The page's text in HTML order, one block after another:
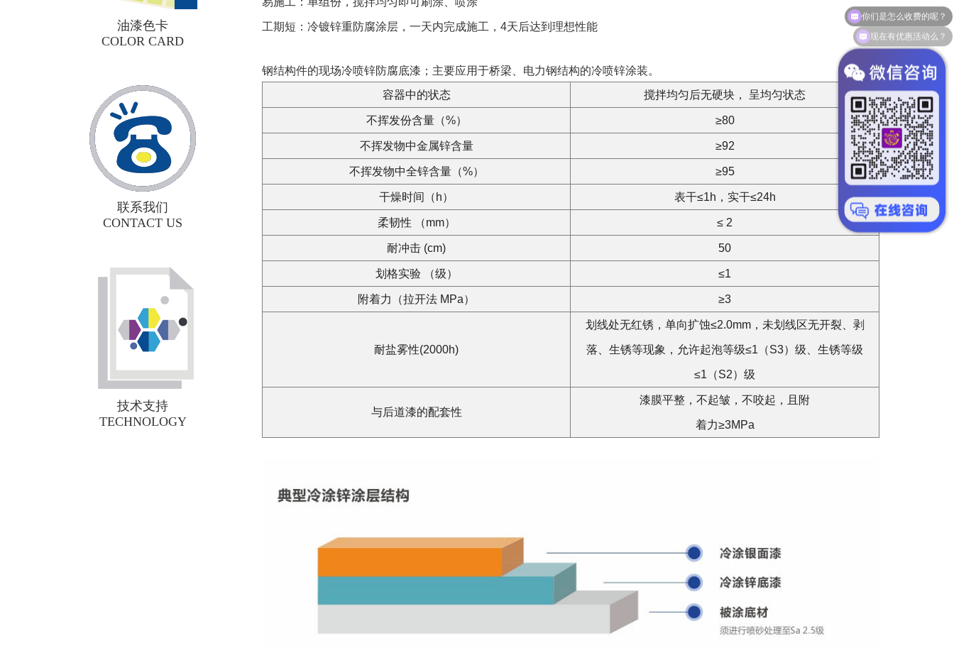
油漆色卡
COLOR CARD
联系我们
CONTACT US
技术支持
TECHNOLOGY
工期短：冷镀锌重防腐涂层，一天内完成施工，4天后达到理想性能
钢结构件的现场冷喷锌防腐底漆；主要应用于桥梁、电力钢结构的冷喷锌涂装。
容器中的状态
搅拌均匀后无硬块， 呈均匀状态
不挥发份含量（%） ≥80
不挥发物中金属锌含量 ≥92
不挥发物中全锌含量（%） ≥95
干燥时间（h） 表干≤1h，实干≤24h
柔韧性 （mm） ≤ 2
耐冲击 (cm) 50
划格实验 （级） ≤1
附着力（拉开法 MPa） ≥3
耐盐雾性(2000h)
划线处无红锈，单向扩蚀≤2.0mm，未划线区无开裂、剥
落、生锈等现象，允许起泡等级≤1（S3）级、生锈等级
≤1（S2）级
与后道漆的配套性
漆膜平整，不起皱，不咬起，且附
着力≥3MPa
现在有优惠活动么？